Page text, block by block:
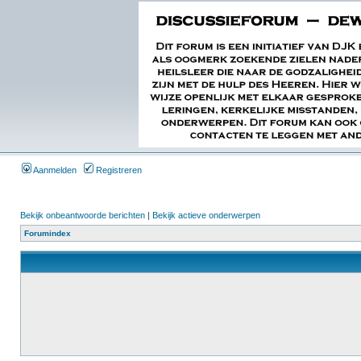
Aanmelden Registreren
Bekijk onbeantwoorde berichten | Bekijk actieve onderwerpen
Forumindex